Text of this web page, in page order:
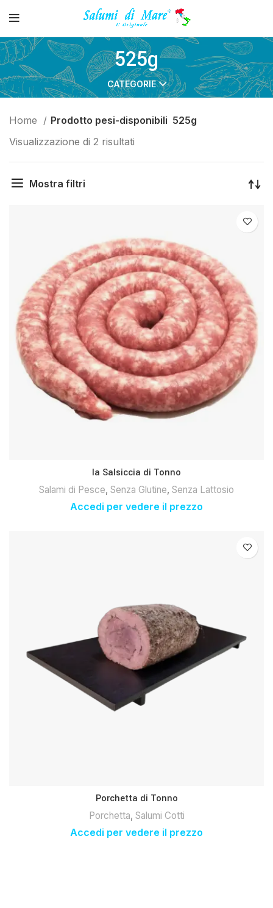
525g
CATEGORIE
Home Prodotto pesi-disponibili 525g
Visualizzazione di 2 risultati
Mostra filtri
la Salsiccia di Tonno
Salami di Pesce, Senza Glutine, Senza Lattosio
Accedi per vedere il prezzo
Porchetta di Tonno
Porchetta, Salumi Cotti
Accedi per vedere il prezzo